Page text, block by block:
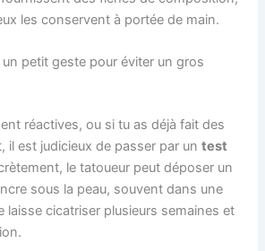
les conservent à portée de main.
petit geste pour éviter un gros
réactives, ou si tu as déjà fait des
il est judicieux de passer par untest
le tatoueur peut déposer un
sous la peau, souvent dans une
laisse cicatriser plusieurs semaines et